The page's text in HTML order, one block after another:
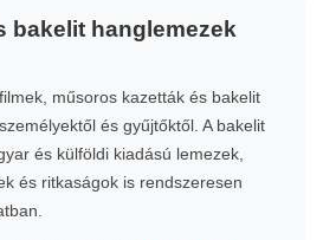
bakelit hanglemezek
műsoros kazetták és bakelit
és gyűjtőktől. A bakelit
és külföldi kiadású lemezek,
és ritkaságok is rendszeresen